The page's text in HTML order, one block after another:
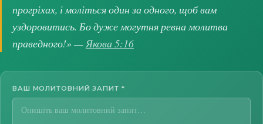
прогріхах, і моліться один за одного, щоб вам
уздоровитись. Бо дуже могутня ревна молитва
праведного!» — Якова 5:16
ВАШ МОЛИТОВНИЙ ЗАПИТ *